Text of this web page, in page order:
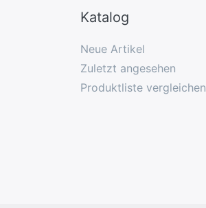
Katalog
Neue Artikel
Zuletzt angesehen
Produktliste vergleichen